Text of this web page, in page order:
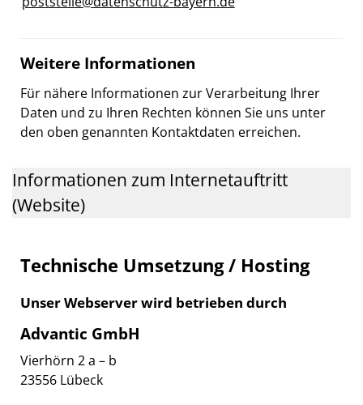
Weitere Informationen
Für nähere Informationen zur Verarbeitung Ihrer
Daten und zu Ihren Rechten können Sie uns unter
den oben genannten Kontaktdaten erreichen.
Informationen zum Internetauftritt
(Website)
Technische Umsetzung / Hosting
Unser Webserver wird betrieben durch
Advantic GmbH
Vierhörn 2 a – b
23556 Lübeck